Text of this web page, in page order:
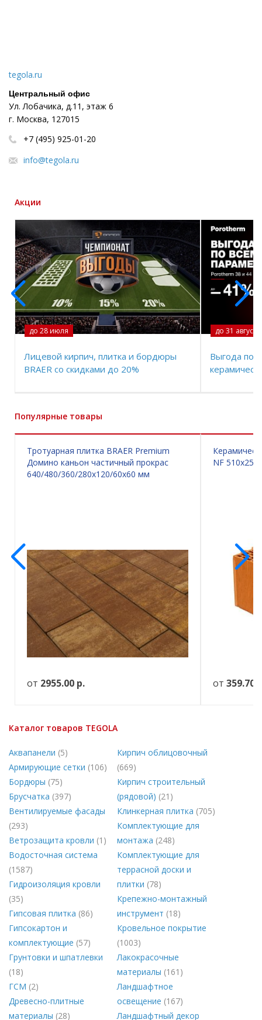
tegola.ru
Центральный офис
Ул. Лобачика, д.11, этаж 6
г. Москва, 127015
+7 (495) 925-01-20
info@tegola.ru
Акции
до 28 июля
Лицевой кирпич, плитка и бордюры
BRAER со скидками до 20%
до 31 августа
Выгода по
Популярные товары
Тротуарная плитка BRAER Premium
Домино каньон частичный прокрас
640/480/360/280х120/60х60 мм
от 2955.00 р.
NF
от359.70
Каталог товаров TEGOLA
Аквапанели (5)
Армирующие сетки (106)
Бордюры (75)
Брусчатка (397)
Вентилируемые фасады
(293)
Ветрозащита кровли (1)
Водосточная система
(1587)
Гидроизоляция кровли
(35)
Гипсовая плитка (86)
Гипсокартон и
комплектующие (57)
Грунтовки и шпатлевки
(18)
ГСМ (2)
Древесно-плитные
материалы (28)
Кирпич облицовочный
(669)
Кирпич строительный
(рядовой) (21)
Клинкерная плитка (705)
Комплектующие для
монтажа (248)
Комплектующие для
террасной доски и
плитки (78)
Крепежно-монтажный
инструмент (18)
Кровельное покрытие
(1003)
Лакокрасочные
материалы (161)
Ландшафтное
освещение (167)
Ландшафтный декор